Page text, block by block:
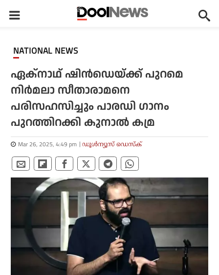
NATIONAL NEWS
ഏക്‌നാഥ് ഷിന്‍ഡെയ്ക്ക് പുറമെ
നിര്‍മലാ സീതാരാമനെ
പരിസഹസിച്ചും പാരഡി ഗാനം
പുറത്തിറക്കി കുനാല്‍ കമ്ര
Mar 26, 2025, 4:49 pm ഡൂള്‍ന്യൂസ് ഡെസ്‌ക്